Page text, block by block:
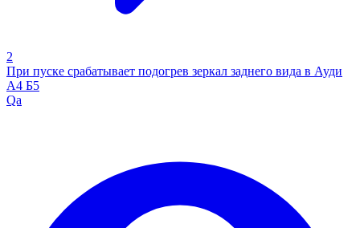
2
При пуске срабатывает подогрев зеркал заднего вида в Ауди
А4 Б5
Qa